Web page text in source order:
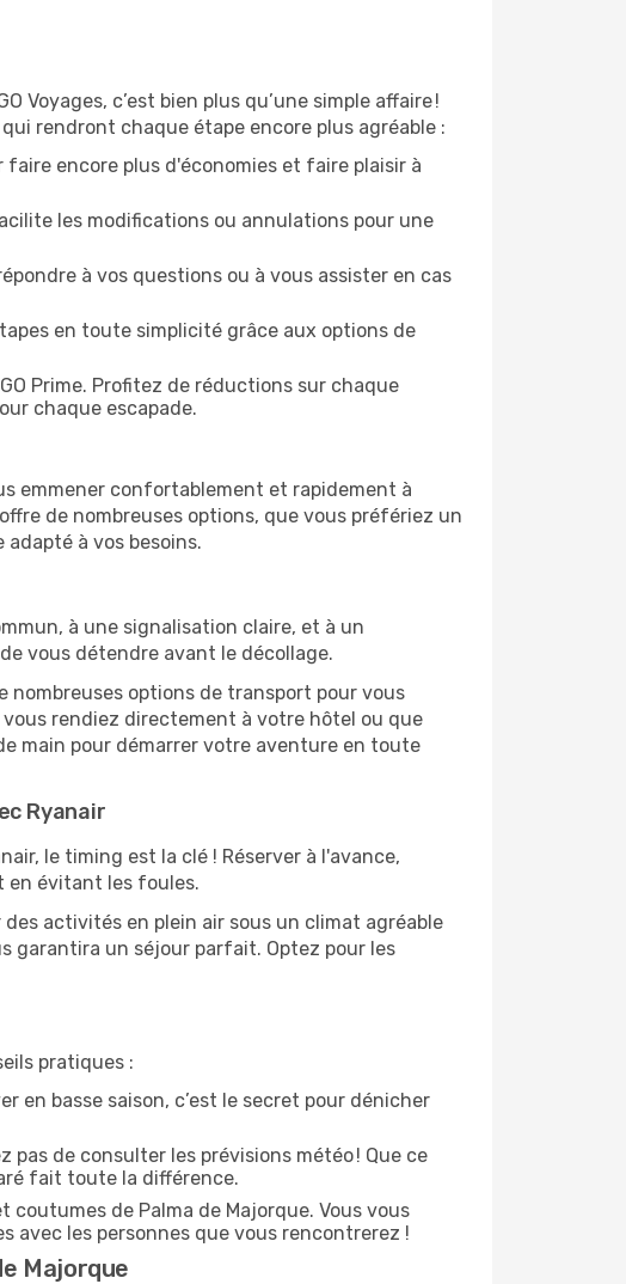
Voyages, c’est bien plus qu’une simple affaire !
rendront chaque étape encore plus agréable :
encore plus d'économies et faire plaisir à
les modifications ou annulations pour une
à vos questions ou à vous assister en cas
en toute simplicité grâce aux options de
Prime. Profitez de réductions sur chaque
chaque escapade.
emmener confortablement et rapidement à
de nombreuses options, que vous préfériez un
à vos besoins.
à une signalisation claire, et à un
vous détendre avant le décollage.
nombreuses options de transport pour vous
rendiez directement à votre hôtel ou que
main pour démarrer votre aventure en toute
Ryanair
le timing est la clé ! Réserver à l'avance,
en évitant les foules.
activités en plein air sous un climat agréable
garantira un séjour parfait. Optez pour les
pratiques :
en basse saison, c’est le secret pour dénicher
de consulter les prévisions météo ! Que ce
fait toute la différence.
de Palma de Majorque. Vous vous
les personnes que vous rencontrerez !
Majorque